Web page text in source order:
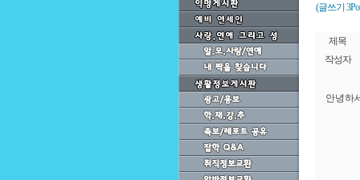
(글쓰기
제목
작성자
안녕하